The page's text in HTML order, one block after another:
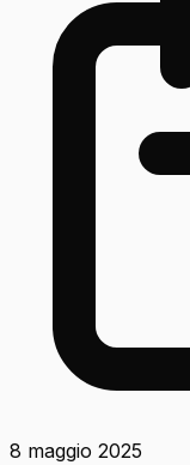
8 maggio 2025